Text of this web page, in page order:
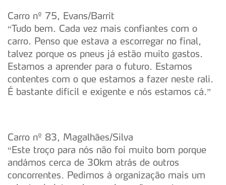
Carro nº 75, Evans/Barrit
“Tudo bem. Cada vez mais confiantes com o
carro. Penso que estava a escorregar no final,
talvez porque os pneus já estão muito gastos.
Estamos a aprender para o futuro. Estamos
contentes com o que estamos a fazer neste rali.
É bastante difícil e exigente e nós estamos cá.”
Carro nº 83, Magalhães/Silva
“Este troço para nós não foi muito bom porque
andámos cerca de 30km atrás de outros
concorrentes. Pedimos à organização mais um